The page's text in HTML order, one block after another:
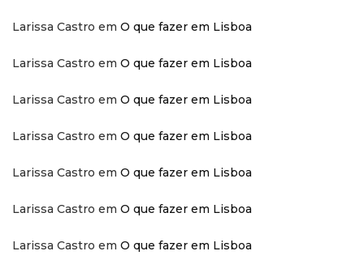
Larissa Castro em O que fazer em Lisboa
Larissa Castro em O que fazer em Lisboa
Larissa Castro em O que fazer em Lisboa
Larissa Castro em O que fazer em Lisboa
Larissa Castro em O que fazer em Lisboa
Larissa Castro em O que fazer em Lisboa
Larissa Castro em O que fazer em Lisboa